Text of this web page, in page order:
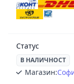
Статус
В НАЛИЧНОСТ
Магазин: